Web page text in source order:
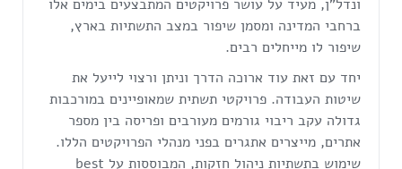
ונדל"ן, מעיד על עושר פרויקטים המתבצעים בימים אלו
ברחבי המדינה ומסמן שיפור במצב התשתיות בארץ,
שיפור לו מייחלים רבים.
יחד עם זאת עוד ארוכה הדרך וניתן ורצוי לייעל את
שיטות העבודה. פרויקטי תשתית שמאופיינים במורכבות
גדולה עקב ריבוי גורמים מעורבים ופריסה בין מספר
אתרים, מייצרים אתגרים בפני מנהלי הפרויקטים הללו.
שימוש בתשתיות ניהול חזקות, המבוססות על best